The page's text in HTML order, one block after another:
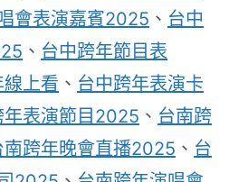
會表演嘉賓2025 、 台中
、 台中跨年節目表
線上看 、 台中跨年表演卡
年表演節目2025 、 台南跨
南跨年晚會直播2025 、 台